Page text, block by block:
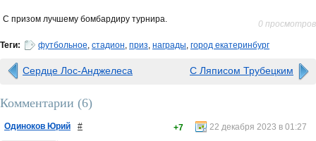
С призом лучшему бомбардиру турнира. 0 просмотров
Теги: футбольное, стадион, приз, награды, город екатеринбург
Сердце Лос-Анджелеса С Ляписом Трубецким
Комментарии (6)
Одиноков Юрий # 22 декабря 2023 в 01:27
+7